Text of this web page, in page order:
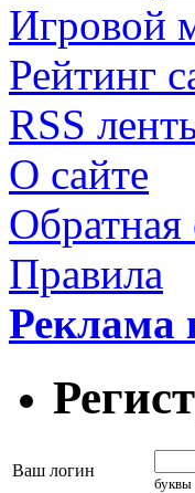
Игровой
Рейтинг
RSS
О сайте
Обратная
Правила
Реклама
Ваш логин
буквы